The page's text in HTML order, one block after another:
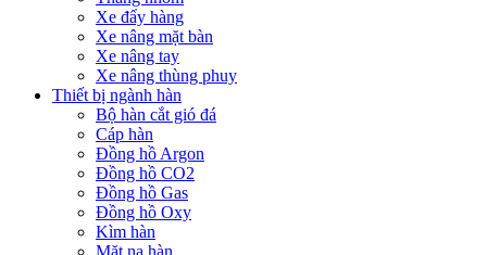
Xe đẩy hàng
Xe nâng mặt bàn
Xe nâng tay
Xe nâng thùng phuy
Thiết bị ngành hàn
Bộ hàn cắt gió đá
Cáp hàn
Đồng hồ Argon
Đồng hồ CO2
Đồng hồ Gas
Đồng hồ Oxy
Kìm hàn
Mặt nạ hàn